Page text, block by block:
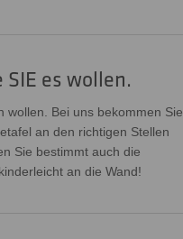
es wollen.
wollen. Bei uns bekommen Sie
an den richtigen Stellen
Sie bestimmt auch die
an die Wand!